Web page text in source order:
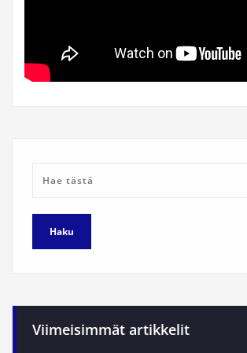
Viimeisimmät artikkelit